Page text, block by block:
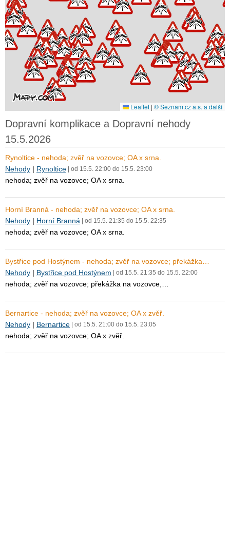
Leaflet | © Seznam.cz a.s. a další
Dopravní komplikace a Dopravní nehody
15.5.2026
Rynoltice - nehoda; zvěř na vozovce; OA x srna.
Nehody | Rynoltice | od 15.5. 22:00 do 15.5. 23:00
nehoda; zvěř na vozovce; OA x srna.
Horní Branná - nehoda; zvěř na vozovce; OA x srna.
Nehody | Horní Branná | od 15.5. 21:35 do 15.5. 22:35
nehoda; zvěř na vozovce; OA x srna.
Bystřice pod Hostýnem - nehoda; zvěř na vozovce; překážka…
Nehody | Bystřice pod Hostýnem | od 15.5. 21:35 do 15.5. 22:00
nehoda; zvěř na vozovce; překážka na vozovce,…
Bernartice - nehoda; zvěř na vozovce; OA x zvěř.
Nehody | Bernartice | od 15.5. 21:00 do 15.5. 23:05
nehoda; zvěř na vozovce; OA x zvěř.